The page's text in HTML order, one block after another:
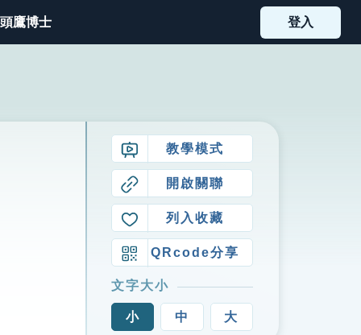
鷹博士 登入
教學模式
開啟關聯
列入收藏
QRcode分享
文字大小
小 中 大